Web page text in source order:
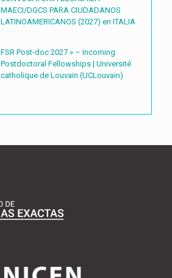
MAECI/DGCS PARA CIUDADANOS
LATINOAMERICANOS (2027) en ITALIA
FSR Post-doc 2027 » – Incoming
Postdoctoral Fellowships | Université
catholique de Louvain (UCLouvain)